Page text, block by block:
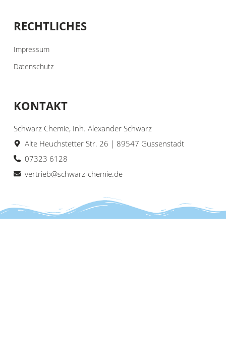
RECHTLICHES
Impressum
Datenschutz
KONTAKT
Schwarz Chemie, Inh. Alexander Schwarz
Alte Heuchstetter Str. 26 | 89547 Gussenstadt
07323 6128
vertrieb@schwarz-chemie.de